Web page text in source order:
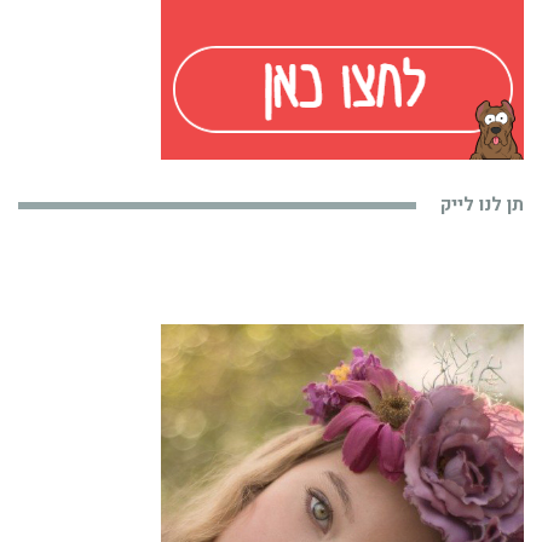
תן לנו לייק